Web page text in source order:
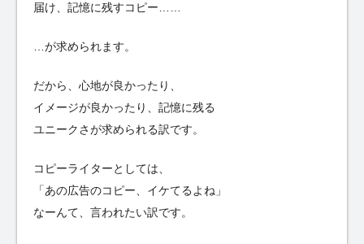
届け、記憶に残すコピー……
…が求められます。
だから、心地が良かったり、
イメージが良かったり、記憶に残る
ユニークさが求められる訳です。
コピーライターとしては、
「あの広告のコピー、イケてるよね」
なーんて、言われたい訳です。